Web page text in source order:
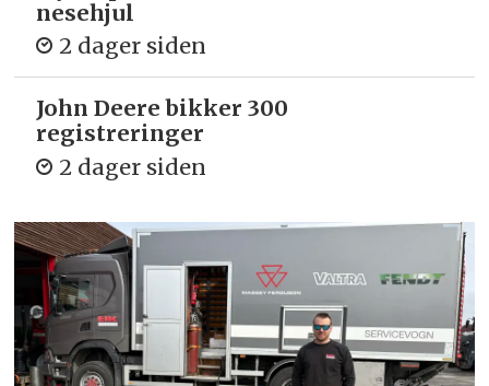
nesehjul
2 dager siden
John Deere bikker 300
registreringer
2 dager siden